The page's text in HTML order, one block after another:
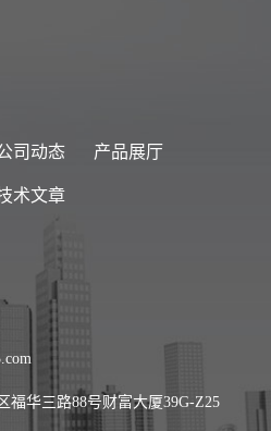
司动态 产品展厅
术文章
福华三路88号财富大厦39G-Z25